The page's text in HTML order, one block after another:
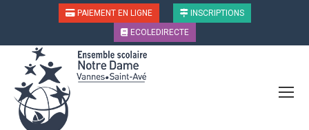
PAIEMENT EN LIGNE
INSCRIPTIONS
ECOLEDIRECTE